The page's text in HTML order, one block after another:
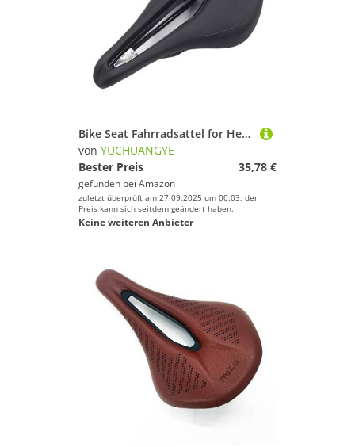
Bike Seat Fahrradsattel for Herren und Damen, bequemer Rennradsattel, MTB-Mountainbike-Sitz, 143 mm, Schwarz, Rot, Grün, Zubehör(Comp-Fender)
von YUCHUANGYE
Bester Preis
35,78 €
gefunden bei Amazon
zuletzt überprüft am 27.09.2025 um 00:03; der
Preis kann sich seitdem geändert haben.
Keine weiteren Anbieter